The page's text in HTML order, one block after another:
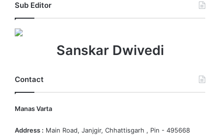
Sub Editor
Sanskar Dwivedi
Contact
Manas Varta
Address : Main Road, Janjgir, Chhattisgarh , Pin - 495668